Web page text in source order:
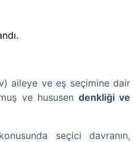
aileye ve eş seçimine dair
ve hususen denkliği ve
seçici davranın,